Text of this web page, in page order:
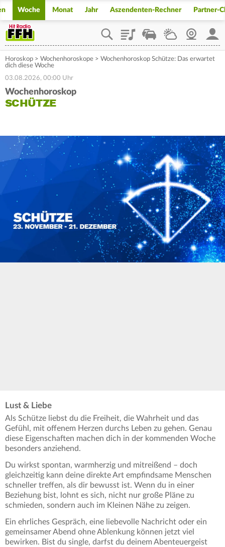
Woche Monat Jahr Aszendenten-Rechner Partner-
PlaylistStaupilotWetterWebcam
Horoskop > Wochenhoroskope > Wochenhoroskop Schütze: Das erwartet
dich diese Woche
03.08.2026, 00:00 Uhr
Wochenhoroskop
SCHÜTZE
Lust & Liebe
Als Schütze liebst du die Freiheit, die Wahrheit und das
Gefühl, mit offenem Herzen durchs Leben zu gehen. Genau
diese Eigenschaften machen dich in der kommenden Woche
besonders anziehend.
Du wirkst spontan, warmherzig und mitreißend – doch
gleichzeitig kann deine direkte Art empfindsame Menschen
schneller treffen, als dir bewusst ist. Wenn du in einer
Beziehung bist, lohnt es sich, nicht nur große Pläne zu
schmieden, sondern auch im Kleinen Nähe zu zeigen.
Ein ehrliches Gespräch, eine liebevolle Nachricht oder ein
gemeinsamer Abend ohne Ablenkung können jetzt viel
bewirken. Bist du single, darfst du deinem Abenteuergeist